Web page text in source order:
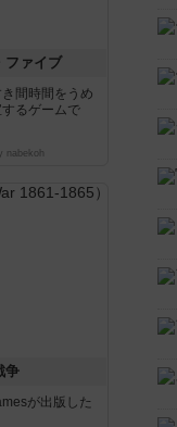
ファイブ
間時間をうめ
るゲームで
nabekoh
争
が出版した